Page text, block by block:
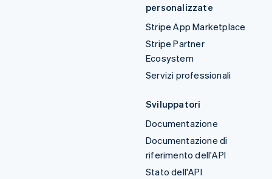
personalizzate
Stripe App Marketplace
Stripe Partner
Ecosystem
Servizi professionali
Sviluppatori
Documentazione
Documentazione di
riferimento dell'API
Stato dell'API